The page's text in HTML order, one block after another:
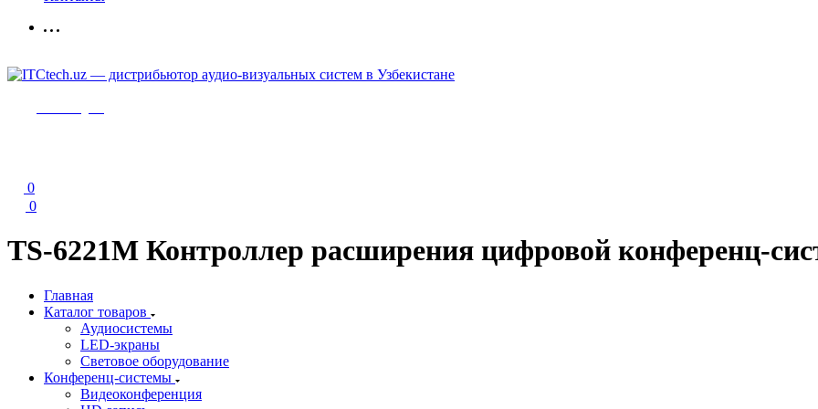
0
0
TS-6221M Контроллер расширения цифровой конференц-
Главная
Каталог товаров
Аудиосистемы
LED-экраны
Световое оборудование
Конференц-системы
Видеоконференция